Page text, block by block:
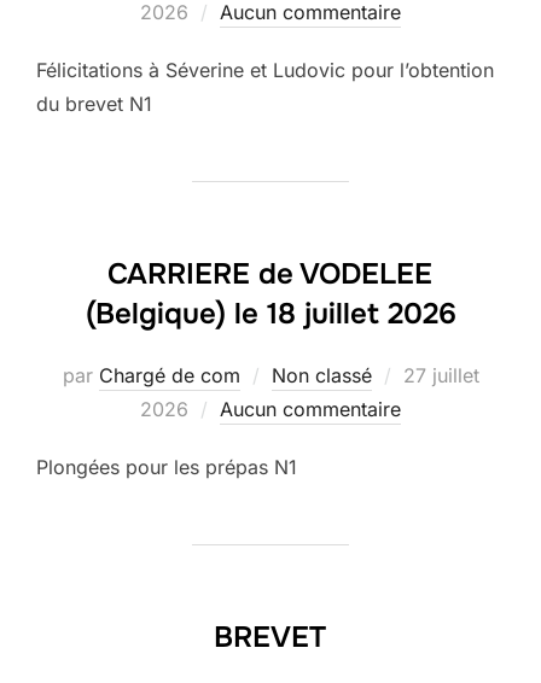
2026 Aucun commentaire
Félicitations à Séverine et Ludovic pour l’obtention
du brevet N1
CARRIERE de VODELEE
(Belgique) le 18 juillet 2026
par Chargé de com Non classé
Publié
27 juillet
2026
Aucun commentaire
Plongées pour les prépas N1
BREVET